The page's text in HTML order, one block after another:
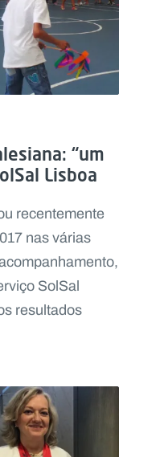
“um
Lisboa
recentemente
nas várias
SolSal
resultados